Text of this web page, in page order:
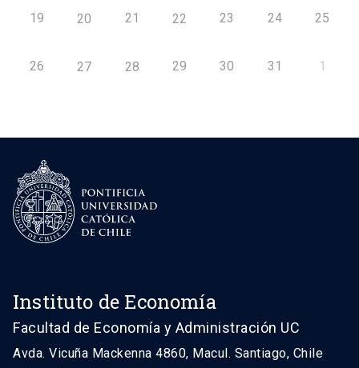
19 20 21 22 23 24 25
26 27 28 29 30 31 1
Instituto de Economía
Facultad de Economía y Administración UC
Avda. Vicuña Mackenna 4860, Macul. Santiago, Chile